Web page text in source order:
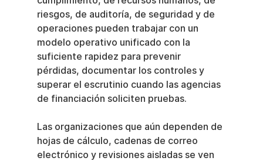
riesgos, de auditoría, de seguridad y de
operaciones pueden trabajar con un
modelo operativo unificado con la
suficiente rapidez para prevenir
pérdidas, documentar los controles y
superar el escrutinio cuando las agencias
de financiación soliciten pruebas.
Las organizaciones que aún dependen de
hojas de cálculo, cadenas de correo
electrónico y revisiones aisladas se ven